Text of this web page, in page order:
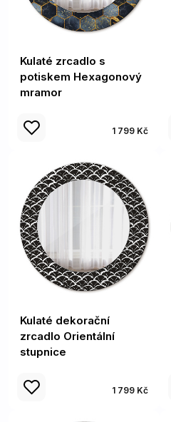
Kulaté zrcadlo s
potiskem Hexagonový
mramor
1 799 Kč
Kulaté dekorační
zrcadlo Orientální
stupnice
1 799 Kč